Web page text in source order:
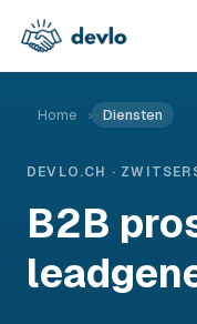
Home › Diensten
DEVLO.CH ·
B2B